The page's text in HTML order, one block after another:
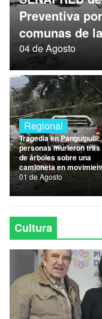
Nacional
Política
Preventiva
comunas de
04 de Agosto
Regional
Tragedia en
personas murieron tras
de árboles sobre una
camioneta en
01 de Agosto
Cultura